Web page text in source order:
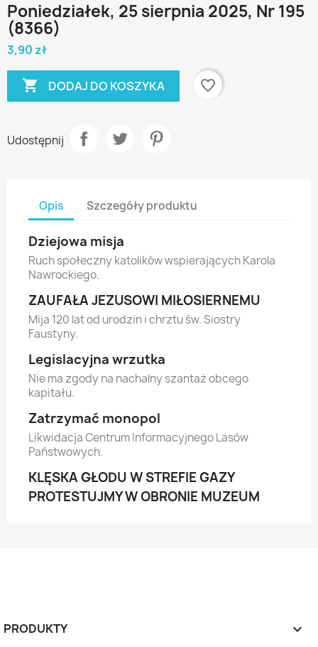
Poniedziałek, 25 sierpnia 2025, Nr 195
(8366)
3,90 zł
 DODAJ DO KOSZYKA favorite_border
Udostępnij
Opis Szczegóły produktu
Dziejowa misja
Ruch społeczny katolików wspierających Karola
Nawrockiego.
ZAUFAŁA JEZUSOWI MIŁOSIERNEMU
Mija 120 lat od urodzin i chrztu św. Siostry
Faustyny.
Legislacyjna wrzutka
Nie ma zgody na nachalny szantaż obcego
kapitału.
Zatrzymać monopol
Likwidacja Centrum Informacyjnego Lasów
Państwowych.
KLĘSKA GŁODU W STREFIE GAZY
PROTESTUJMY W OBRONIE MUZEUM
PRODUKTY 